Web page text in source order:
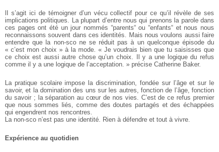
Il s’agit ici de témoigner d’un vécu collectif pour ce qu’il révèle de ses
implications politiques. La plupart d’entre nous qui prenons la parole dans
ces pages ont été un jour nommés “parents“ ou “enfants“ et nous nous
reconnaissons souvent dans ces identités. Mais nous voulons aussi faire
entendre que la non-sco ne se réduit pas à un quelconque épisode du
« c’est mon choix » à la mode. « Je voudrais bien que tu saisisses que
ce choix est aussi autre chose qu’un choix. Il y a une logique du refus
comme il y a une logique de l’acceptation. » précise Catherine Baker.
La pratique scolaire impose la discrimination, fondée sur l’âge et sur le
savoir, et la domination des uns sur les autres, fonction de l’âge, fonction
du savoir ; la séparation au cœur de nos vies. C’est de ce refus premier
que nous sommes liés, comme des doutes partagés et des échappées
qui engendrent nos rencontres.
La non-sco n’est pas une identité. Rien à défendre et tout à vivre.
Expérience au quotidien